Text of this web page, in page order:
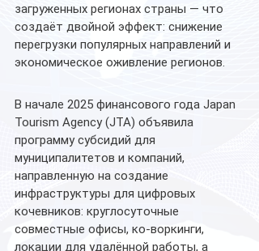
загруженных регионах страны — что
создаёт двойной эффект: снижение
перегрузки популярных направлений и
экономическое оживление регионов.
В начале 2025 финансового года Japan
Tourism Agency (JTA) объявила
программу субсидий для
муниципалитетов и компаний,
направленную на создание
инфраструктуры для цифровых
кочевников: круглосуточные
совместные офисы, ко-воркинги,
локации для удалённой работы, а